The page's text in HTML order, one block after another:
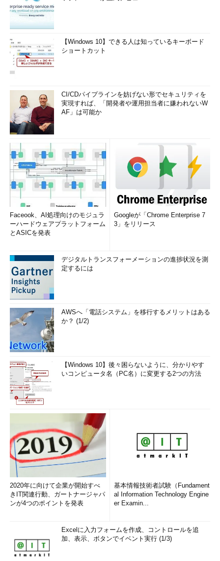
【Windows 10】できる人は知っているキーボード
ショートカット
CI/CDパイプラインを妨げない形でセキュリティを
実現すれば、「開発者や運用担当者に嫌われないW
AF」は可能か
Faceook、AI処理向けのモジュラ
ーハードウェアプラットフォーム
とASICを発表
Googleが「Chrome Enterprise 7
3」をリリース
デジタルトランスフォーメーションの進捗状況を測
定するには
AWSへ「電話システム」を移行するメリットはある
か？ (1/2)
【Windows 10】後々困らないように、分かりやす
いコンピュータ名（PC名）に変更する2つの方法
2020年に向けて企業が開始すべ
きIT関連行動、ガートナージャパ
ンが4つのポイントを発表
基本情報技術者試験（Fundament
al Information Technology Engine
er Examin...
Excelに入力フォームを作成、コントロールを追
加、表示、ボタンでイベント実行 (1/3)